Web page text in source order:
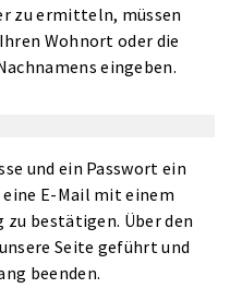
zu ermitteln, müssen
Wohnort oder die
eingeben.
und ein Passwort ein
E-Mail mit einem
bestätigen. Über den
Seite geführt und
beenden.